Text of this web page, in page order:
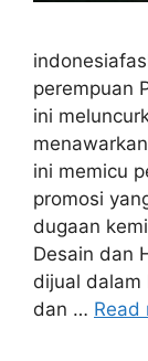
perempuan
ini
ini memicu
promosi
dugaan
Desain dan
dijual dalam
dan … Read